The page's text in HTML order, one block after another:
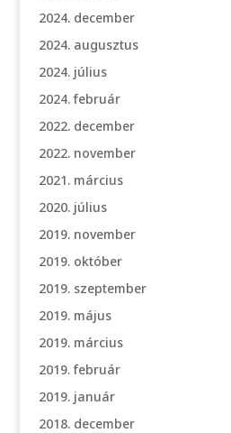
2024. december
2024. augusztus
2024. július
2024. február
2022. december
2022. november
2021. március
2020. július
2019. november
2019. október
2019. szeptember
2019. május
2019. március
2019. február
2019. január
2018. december